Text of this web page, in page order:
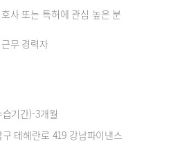
사 또는 특허에 관심 높은 분
무 경력자
기간)-3개월
테헤란로 419 강남파이낸스